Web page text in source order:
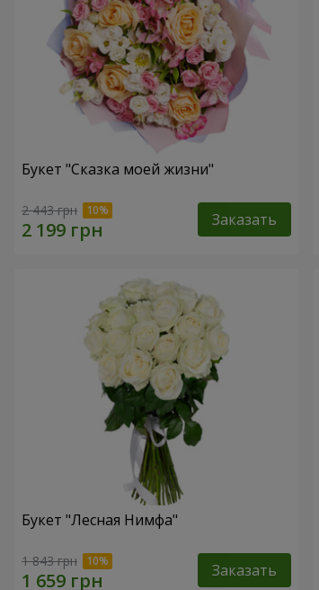
Букет "Сказка моей жизни"
2 443 грн Заказать
Букет "Лесная Нимфа"
1 843 грн Заказать